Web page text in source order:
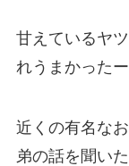
甘えているヤ
れうまかったー
近くの有名な
弟の話を聞い